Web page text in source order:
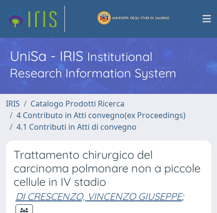
UniSa - IRISInstitutional
Research Information System
IRIS
Catalogo Prodotti Ricerca
4 Contributo in Atti convegno(ex Proceedings)
4.1 Contributi in Atti di convegno
Trattamento chirurgico del
carcinoma polmonare non a piccole
cellule in IV stadio
DI CRESCENZO, VINCENZO GIUSEPPE;